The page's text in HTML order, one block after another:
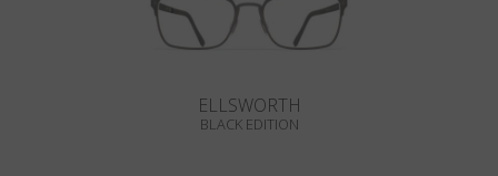
ELLSWORTH
BLACK EDITION